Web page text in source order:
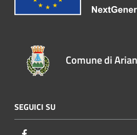
Comune di
SEGUICI SU